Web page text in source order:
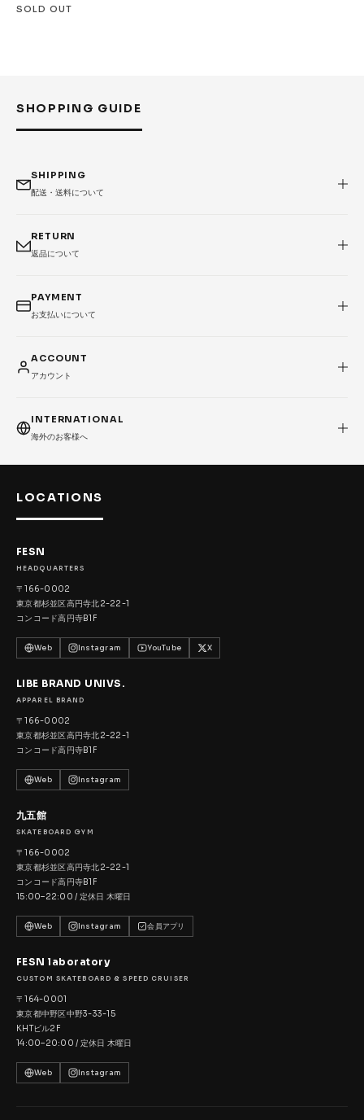
SOLD OUT
SHOPPING GUIDE
SHIPPING
配送・送料について
RETURN
返品について
PAYMENT
お支払いについて
ACCOUNT
アカウント
INTERNATIONAL
海外のお客様へ
LOCATIONS
FESN
HEADQUARTERS
〒166-0002
東京都杉並区高円寺北2-22-1
コンコード高円寺B1F
Web Instagram YouTube X
LIBE BRAND UNIVS.
APPAREL BRAND
〒166-0002
東京都杉並区高円寺北2-22-1
コンコード高円寺B1F
Web Instagram
九五館
SKATEBOARD GYM
〒166-0002
東京都杉並区高円寺北2-22-1
コンコード高円寺B1F
15:00–22:00 / 定休日 木曜日
Web Instagram 会員アプリ
FESN laboratory
CUSTOM SKATEBOARD & SPEED CRUISER
〒164-0001
東京都中野区中野3-33-15
KHTビル2F
14:00–20:00 / 定休日 木曜日
Web Instagram